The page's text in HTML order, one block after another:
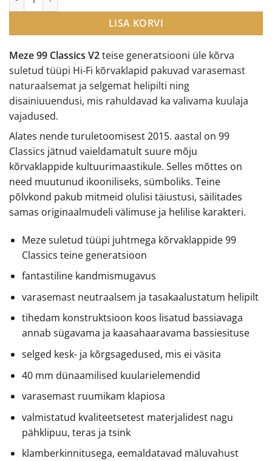
Meze 99 Classics V2teise generatsiooni üle kõrva
suletud tüüpi Hi-Fi kõrvaklapid pakuvad varasemast
naturaalsemat ja selgemat helipilti ning
disainiuuendusi, mis rahuldavad ka valivama kuulaja
vajadused.
Alates nende turuletoomisest 2015. aastal on 99
Classics jätnud vaieldamatult suure mõju
kõrvaklappide kultuurimaastikule. Selles mõttes on
need muutunud ikooniliseks, sümboliks. Teine
põlvkond pakub mitmeid olulisi täiustusi, säilitades
samas originaalmudeli välimuse ja helilise karakteri.
Meze suletud tüüpi juhtmega kõrvaklappide 99
Classics teine generatsioon
fantastiline kandmismugavus
varasemast neutraalsem ja tasakaalustatum helipilt
tihedam konstruktsioon koos lisatud bassiavaga
annab sügavama ja kaasahaaravama bassiesituse
selged kesk- ja kõrgsagedused, mis ei väsita
40 mm dünaamilised kuularielemendid
varasemast ruumikam klapiosa
valmistatud kvaliteetsetest materjalidest nagu
pähklipuu, teras ja tsink
klamberkinnitusega, eemaldatavad mäluvahust
LISA KORVI